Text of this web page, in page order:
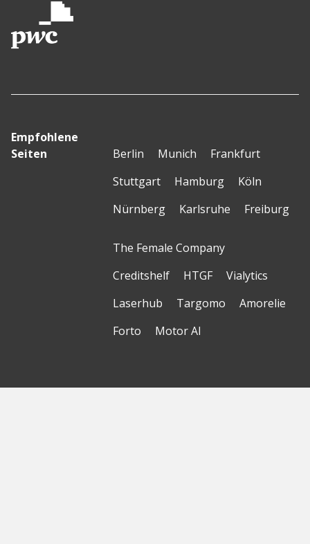
Empfohlene
Seiten
Berlin Munich
Frankfurt
Stuttgart
Hamburg
Köln
Nürnberg
Karlsruhe Freiburg
The Female Company
Creditshelf
HTGF
Vialytics
Laserhub
Targomo
Amorelie
Forto
Motor AI